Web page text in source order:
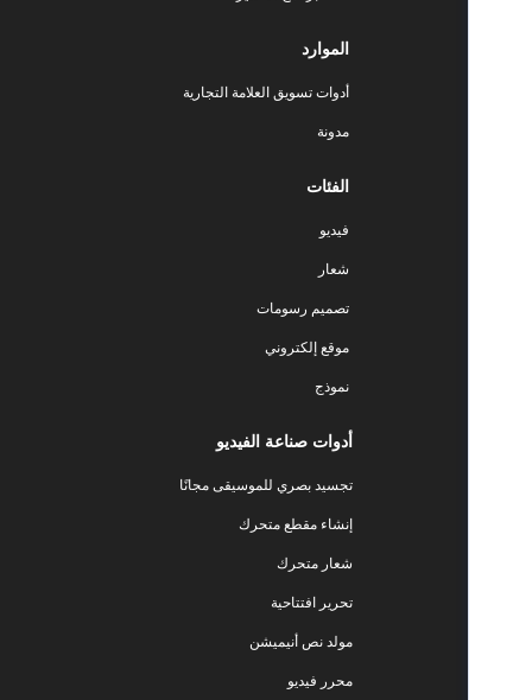
أدوات تسويق العلامة التجارية
تصميم رسومات
موقع إلكتروني
أدوات صناعة الفيديو
تجسيد بصري للموسيقى مجانًا
إنشاء مقطع متحرك
شعار متحرك
تحرير افتتاحية
مولد نص أنيميشن
محرر فيديو